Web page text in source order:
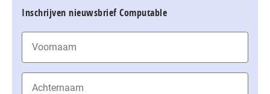
Inschrijven nieuwsbrief Computable